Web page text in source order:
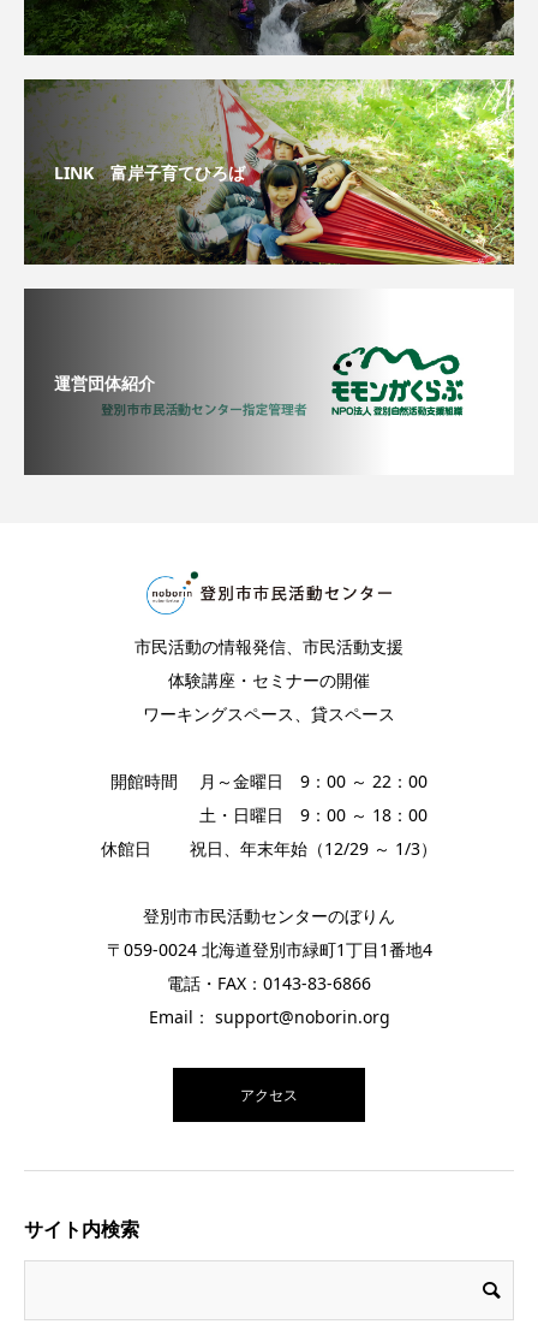
LINK 富岸子育てひろば
運営団体紹介
市民活動の情報発信、市民活動支援
体験講座・セミナーの開催
ワーキングスペース、貸スペース
開館時間 月～金曜日 9：00 ～ 22：00
土・日曜日 9：00 ～ 18：00
休館日 祝日、年末年始（12/29 ～ 1/3）
登別市市民活動センターのぼりん
〒059-0024 北海道登別市緑町1丁目1番地4
電話・FAX：0143-83-6866
Email： support@noborin.org
アクセス
サイト内検索